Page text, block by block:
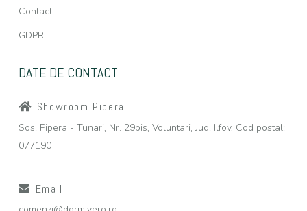
Contact
GDPR
DATE DE CONTACT
Showroom Pipera
Sos. Pipera - Tunari, Nr. 29bis, Voluntari, Jud. Ilfov, Cod postal:
077190
Email